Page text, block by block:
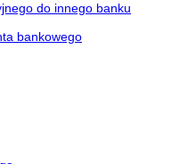
do innego banku
bankowego